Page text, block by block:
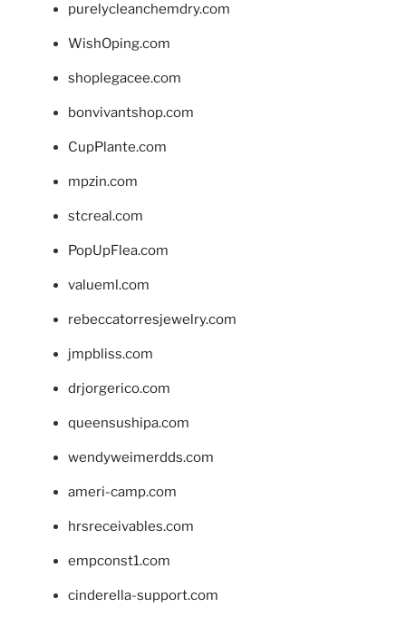
purelycleanchemdry.com
WishOping.com
shoplegacee.com
bonvivantshop.com
CupPlante.com
mpzin.com
stcreal.com
PopUpFlea.com
valueml.com
rebeccatorresjewelry.com
jmpbliss.com
drjorgerico.com
queensushipa.com
wendyweimerdds.com
ameri-camp.com
hrsreceivables.com
empconst1.com
cinderella-support.com